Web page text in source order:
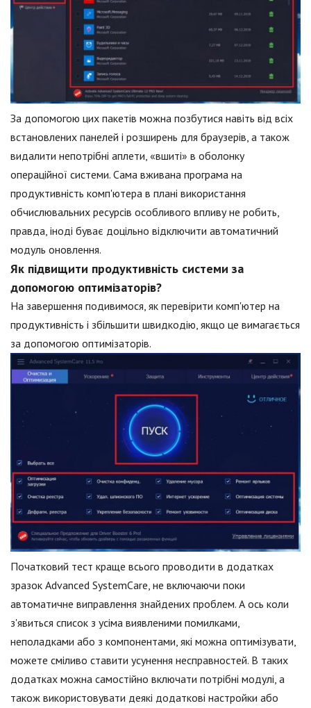
За допомогою цих пакетів можна позбутися навіть від всіх
встановлених панелей і розширень для браузерів, а також
видалити непотрібні аплети, «вшиті» в оболонку
операційної системи. Сама вживана програма на
продуктивність комп'ютера в плані використання
обчислювальних ресурсів особливого впливу не робить,
правда, іноді буває доцільно відключити автоматичний
модуль оновлення.
Як підвищити продуктивність системи за
допомогою оптимізаторів?
На завершення подивимося, як перевірити комп'ютер на
продуктивність і збільшити швидкодію, якщо це вимагається
за допомогою оптимізаторів.
Початковий тест краще всього проводити в додатках
зразок Advanced SystemCare, не включаючи поки
автоматичне виправлення знайдених проблем. А ось коли
з'явиться список з усіма виявленими помилками,
неполадками або з компонентами, які можна оптимізувати,
можете сміливо ставити усунення несправностей. В таких
додатках можна самостійно включати потрібні модулі, а
також використовувати деякі додаткові настройки або